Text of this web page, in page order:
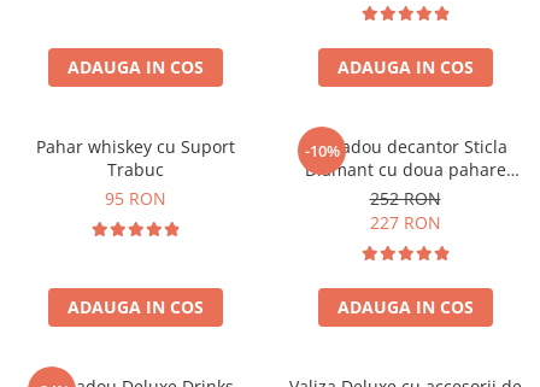
ADAUGA IN COS ADAUGA IN COS
Pahar whiskey cu Suport
Trabuc
95 RON
ADAUGA IN COS
-10%
Set cadou decantor Sticla
Diamant cu doua pahare
Deluxe
252 RON
227 RON
ADAUGA IN COS